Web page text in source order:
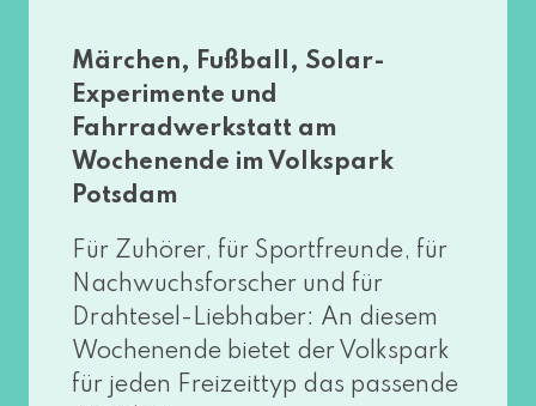
Märchen, Fußball, Solar-
Experimente und
Fahrradwerkstatt am
Wochenende im Volkspark
Potsdam
Für Zuhörer, für Sportfreunde, für
Nachwuchsforscher und für
Drahtesel-Liebhaber: An die­sem
Wochenende bie­tet der Volkspark
für jeden Freizeittyp das pas­sen­de